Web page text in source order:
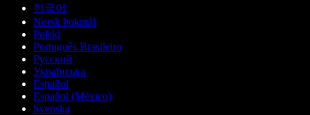
한국어
Norsk bokmål
Polski
Português Brasileiro
Русский
Українська
Español
Español (México)
Svenska